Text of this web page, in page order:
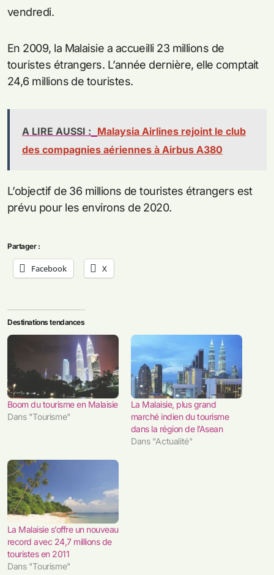
vendredi.
En 2009, la Malaisie a accueilli 23 millions de
touristes étrangers. L’année dernière, elle comptait
24,6 millions de touristes.
A LIRE AUSSI : Malaysia Airlines rejoint le club
des compagnies aériennes à Airbus A380
L’objectif de 36 millions de touristes étrangers est
prévu pour les environs de 2020.
Partager :
Facebook X
Destinations tendances
Boom du tourisme en Malaisie
Dans "Tourisme"
La Malaisie, plus grand
marché indien du tourisme
dans la région de l’Asean
Dans "Actualité"
La Malaisie s’offre un nouveau
record avec 24,7 millions de
touristes en 2011
Dans "Tourisme"